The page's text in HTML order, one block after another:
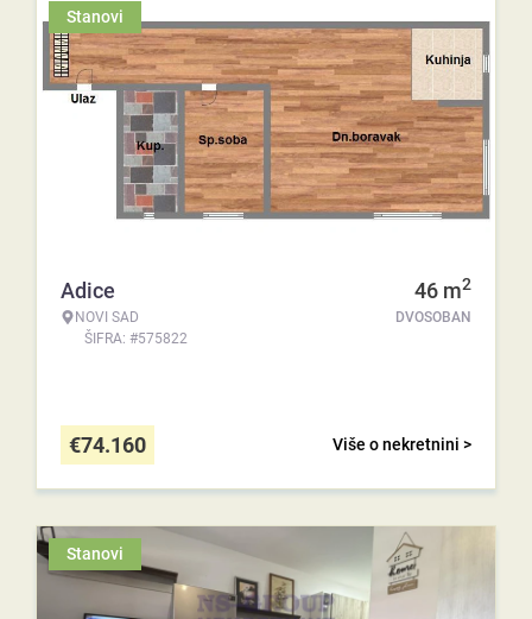
Stanovi
Adice
NOVI SAD
ŠIFRA: #575822
46 m2
DVOSOBAN
Više o nekretnini >
€74.160
Stanovi